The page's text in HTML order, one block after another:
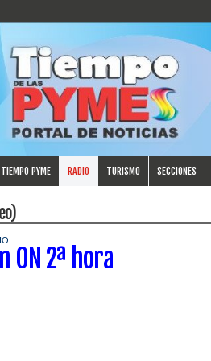
PYME RADIO TURISMO SECCIONES
ON 2ª hora